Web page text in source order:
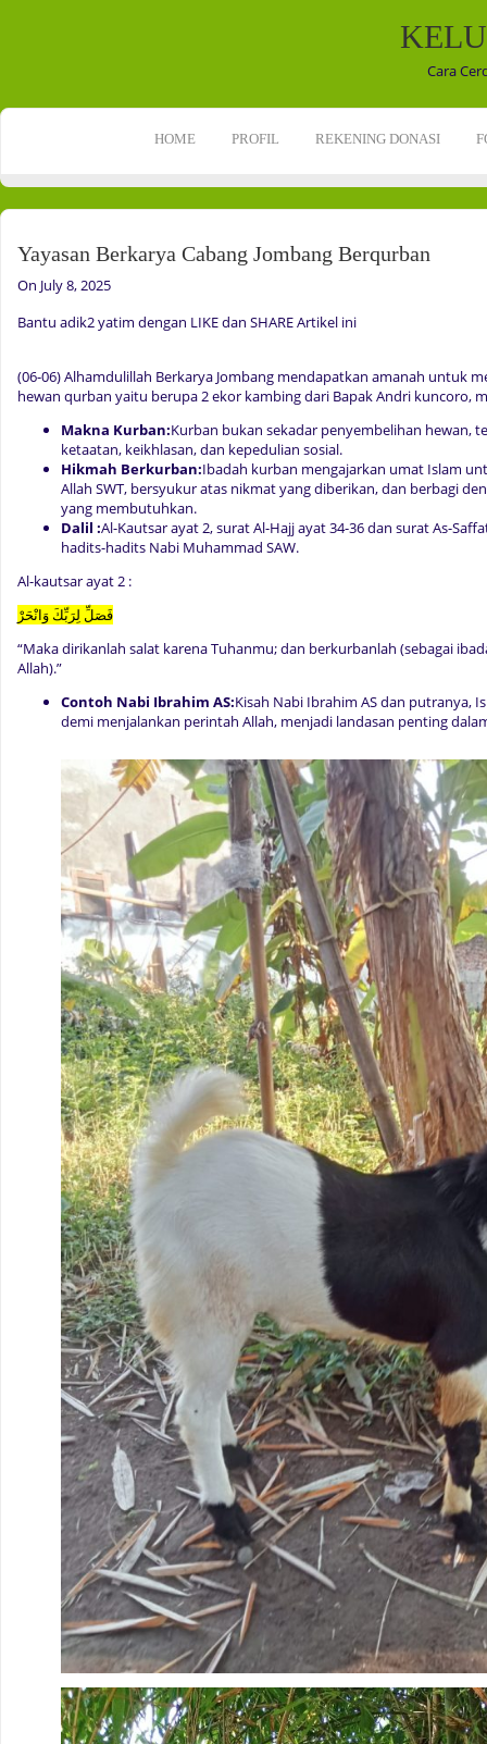
Cara
HOME PROFIL REKENING DONASI
Yayasan Berkarya Cabang Jombang Berqurban
On July 8, 2025
Bantu adik2 yatim dengan LIKE dan SHARE Artikel ini
(06-06) Alhamdulillah Berkarya Jombang mendapatkan amanah untuk
hewan qurban yaitu berupa 2 ekor kambing dari Bapak Andri kuncoro,
Makna Kurban:Kurban bukan sekadar penyembelihan hewan,
ketaatan, keikhlasan, dan kepedulian sosial.
Hikmah Berkurban:Ibadah kurban mengajarkan umat Islam
Allah SWT, bersyukur atas nikmat yang diberikan, dan berbagi
yang membutuhkan.
Dalil :Al-Kautsar ayat 2, surat Al-Hajj ayat 34-36 dan surat As-
hadits-hadits Nabi Muhammad SAW.
Al-kautsar ayat 2 :
فَصَلِّ لِرَبِّكَ وَانْحَرْ
“Maka dirikanlah salat karena Tuhanmu; dan berkurbanlah (sebagai
Allah).”
Contoh Nabi Ibrahim AS:Kisah Nabi Ibrahim AS dan putranya,
demi menjalankan perintah Allah, menjadi landasan penting